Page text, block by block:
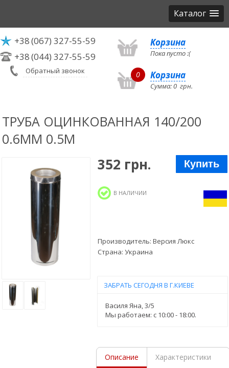
Каталог
+38(067) 327-55-59
+38(044) 327-55-59
Обратный звонок
Корзина
Пока пусто :(
0 Корзина
Сумма:0 грн.
ТРУБА ОЦИНКОВАННАЯ 140/200
0.6ММ 0.5М
352 грн. Купить
В НАЛИЧИИ
Производитель: Версия Люкс
Страна: Украина
ЗАБРАТЬ СЕГОДНЯ В Г.КИЕВЕ
Василя Яна, 3/5
Мы работаем: c 10:00 - 18:00.
Описание
Характеристики